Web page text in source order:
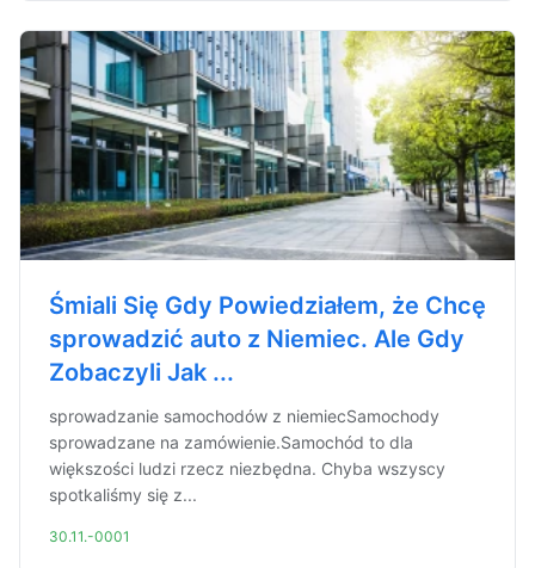
Śmiali Się Gdy Powiedziałem, że Chcę
sprowadzić auto z Niemiec. Ale Gdy
Zobaczyli Jak ...
sprowadzanie samochodów z niemiecSamochody
sprowadzane na zamówienie.Samochód to dla
większości ludzi rzecz niezbędna. Chyba wszyscy
spotkaliśmy się z...
30.11.-0001